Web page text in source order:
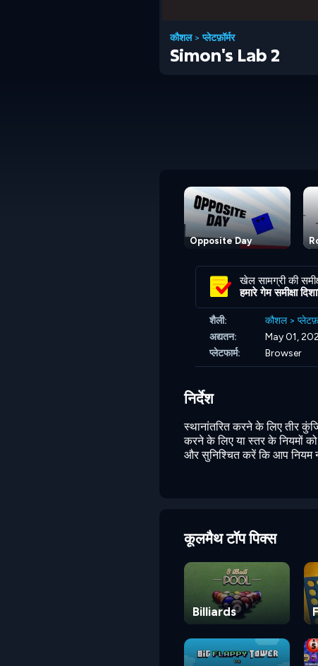
कौशल>प्लेटफ़ॉर्मर
Simon's Lab 2
Opposite Day
खेल सामग्री की
हमारे गेम समीक्षा
शैली: कौशल>
अद्यतन:
May 01,
प्लेटफार्म:
Browser
निर्देश
स्थानांतरित करने के लिए तीर
करने के लिए या स्तर के नियमों
और सुनिश्चित करें कि आप नियम
कूलमैथ टॉप पिक्स
Billiards